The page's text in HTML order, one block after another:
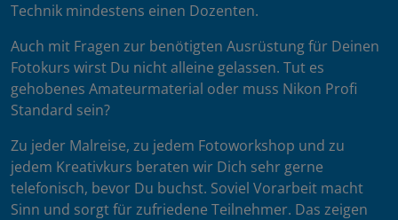
Technik mindestens einen Dozenten.
Auch mit Fragen zur benötigten Ausrüstung für Deinen
Fotokurs wirst Du nicht alleine gelassen. Tut es
gehobenes Amateurmaterial oder muss Nikon Profi
Standard sein?
Zu jeder Malreise, zu jedem Fotoworkshop und zu
jedem Kreativkurs beraten wir Dich sehr gerne
telefonisch, bevor Du buchst. Soviel Vorarbeit macht
Sinn und sorgt für zufriedene Teilnehmer. Das zeigen